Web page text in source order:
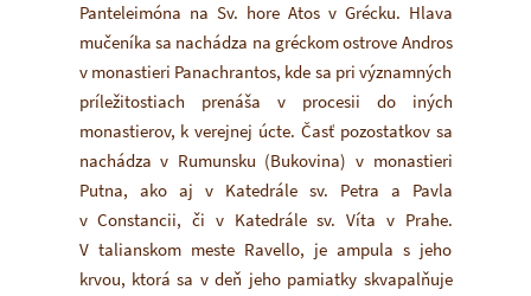
Panteleimóna na Sv. hore Atos v Grécku. Hlava
mučeníka sa nachádza na gréckom ostrove Andros
v monastieri Panachrantos, kde sa pri významných
príležitostiach prenáša v procesii do iných
monastierov, k verejnej úcte. Časť pozostatkov sa
nachádza v Rumunsku (Bukovina) v monastieri
Putna, ako aj v Katedrále sv. Petra a Pavla
v Constancii, či v Katedrále sv. Víta v Prahe.
V talianskom meste Ravello, je ampula s jeho
krvou, ktorá sa v deň jeho pamiatky skvapalňuje